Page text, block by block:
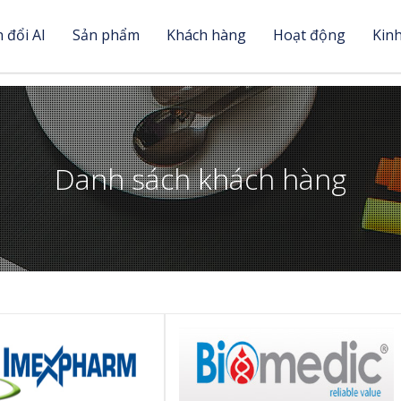
đổi AI Sản phẩm Khách hàng Hoạt động
Danh sách khách hàng